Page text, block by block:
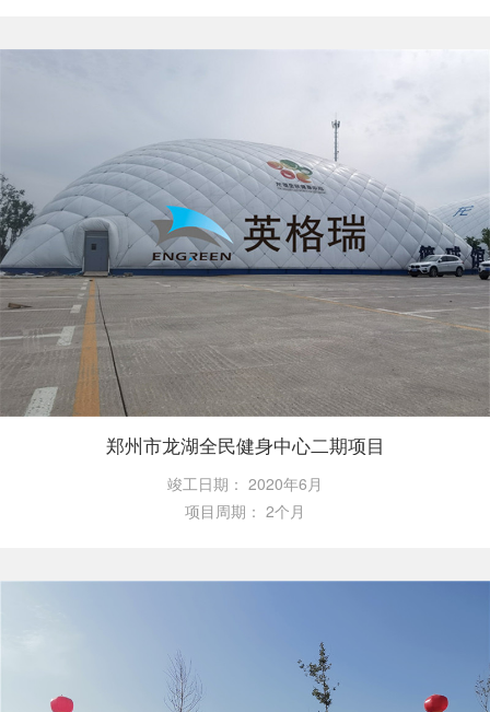
郑州市龙湖全民健身中心二期项目
竣工日期： 2020年6月
项目周期： 2个月